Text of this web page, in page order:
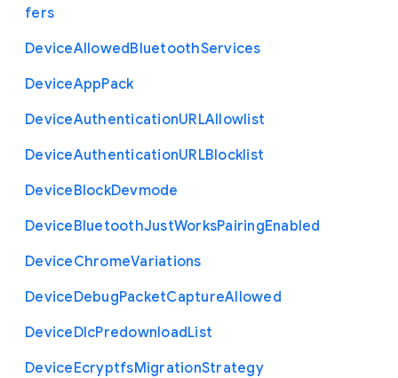
fers
DeviceAllowedBluetoothServices
DeviceAppPack
DeviceAuthenticationURLAllowlist
DeviceAuthenticationURLBlocklist
DeviceBlockDevmode
DeviceBluetoothJustWorksPairingEnabled
DeviceChromeVariations
DeviceDebugPacketCaptureAllowed
DeviceDlcPredownloadList
DeviceEcryptfsMigrationStrategy